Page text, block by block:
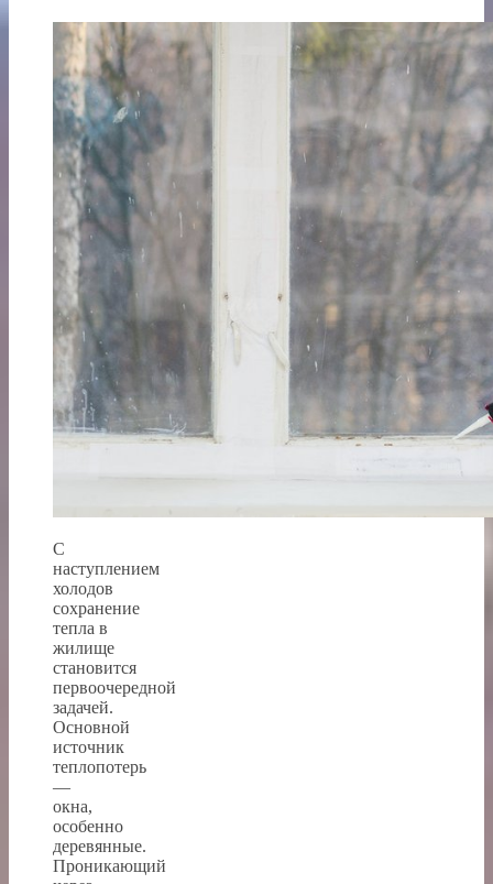
С
наступлением
холодов
сохранение
тепла в
жилище
становится
первоочередной
задачей.
Основной
источник
теплопотерь
—
окна,
особенно
деревянные.
Проникающий